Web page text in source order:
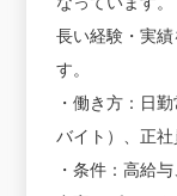
長い経験・実
す。
・働き方：日
バイト）、正
・条件：高給